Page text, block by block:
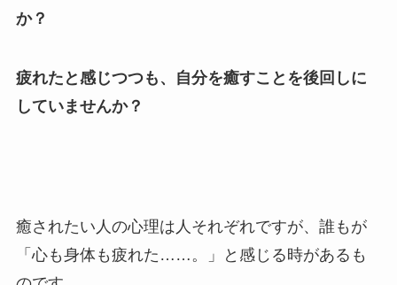
か？
疲れたと感じつつも、自分を癒すことを後回しに
していませんか？
癒されたい人の心理は人それぞれですが、誰もが
「心も身体も疲れた……。」と感じる時があるも